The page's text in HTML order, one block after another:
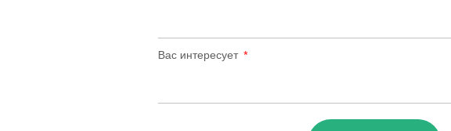
Вас интересует